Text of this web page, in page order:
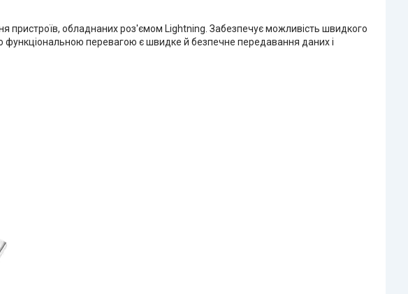
пристроїв, обладнаних роз'ємом Lightning. Забезпечує можливість швидкого
перевагою є швидке й безпечне передавання даних і